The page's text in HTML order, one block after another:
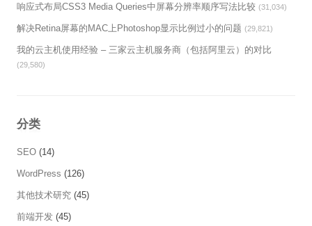
响应式布局CSS3 Media Queries中屏幕分辨率顺序写法比较 (31,034)
解决Retina屏幕的MAC上Photoshop显示比例过小的问题 (29,821)
我的云主机使用经验 – 三家云主机服务商（包括阿里云）的对比
(29,580)
分类
SEO (14)
WordPress (126)
其他技术研究 (45)
前端开发 (45)